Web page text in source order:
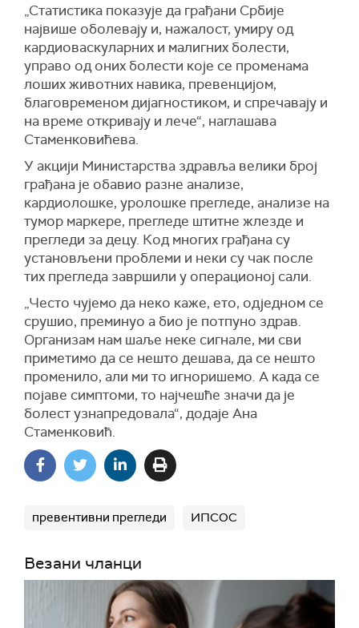
„Статистика показује да грађани Србије
највише оболевају и, нажалост, умиру од
кардиоваскуларних и малигних болести,
управо од оних болести које се променама
лоших животних навика, превенцијом,
благовременом дијагностиком, и спречавају и
на време откривају и лече“, наглашава
Стаменковићева.
У акцији Министарства здравља велики број
грађана је обавио разне анализе,
кардиолошке, уролошке прегледе, анализе на
тумор маркере, прегледе штитне жлезде и
прегледи за децу. Код многих грађана су
установљени проблеми и неки су чак после
тих прегледа завршили у операционој сали.
„Често чујемо да неко каже, ето, одједном се
срушио, преминуо а био је потпуно здрав.
Организам нам шаље неке сигнале, ми сви
приметимо да се нешто дешава, да се нешто
променило, али ми то игноришемо. А када се
појаве симптоми, то најчешће значи да је
болест узнапредовала“, додаје Ана
Стаменковић.
превентивни прегледи ИПСОС
Везани чланци